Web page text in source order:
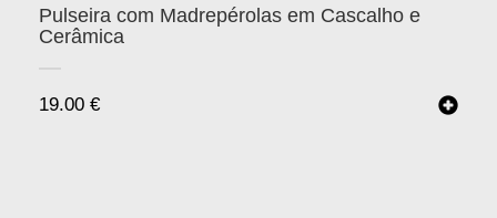
Pulseira com Madrepérolas em Cascalho e
Cerâmica
19.00 €